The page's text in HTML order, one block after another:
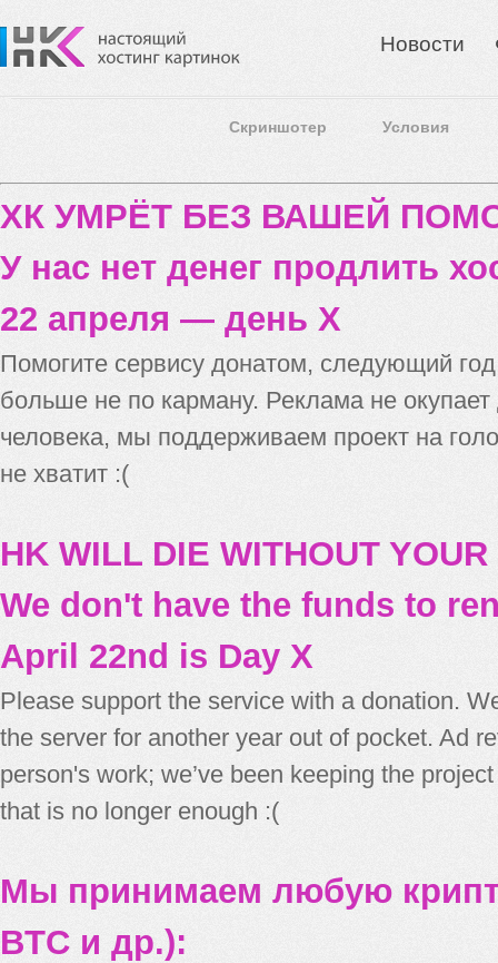
Новости
Скриншотер Условия
ХК УМРЁТ БЕЗ ВАШЕЙ
У нас нет денег продлить
22 апреля — день X
Помогите сервису донатом, следующий
больше не по карману. Реклама не
человека, мы поддерживаем проект на
не хватит :(
HK WILL DIE WITHOUT
We don't have the funds to
April 22nd is Day X
Please support the service with a donation.
the server for another year out of pocket. Ad
person's work; we’ve been keeping the
that is no longer enough :(
Мы принимаем любую
BTC и др.):